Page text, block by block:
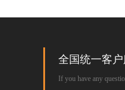
全国统一客
If you have any